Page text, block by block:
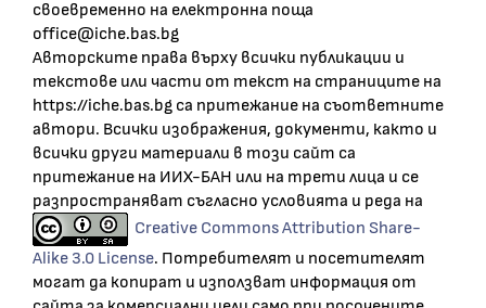
своевременно на електронна поща
office@iche.bas.bg
Авторските права върху всички публикации и
текстове или части от текст на страниците на
https://iche.bas.bg са притежание на съответните
автори. Всички изображения, документи, както и
всички други материали в този сайт са
притежание на ИИХ-БАН или на трети лица и се
разпространяват съгласно условията и реда на
Creative Commons Attribution Share-
Alike 3.0 License. Потребителят и посетителят
могат да копират и използват информация от